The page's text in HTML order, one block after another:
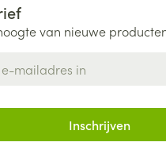
van nieuwe
Inschrijven